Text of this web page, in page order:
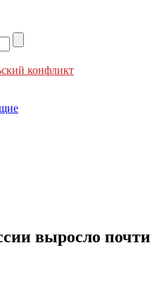
конфликт
выросло почти